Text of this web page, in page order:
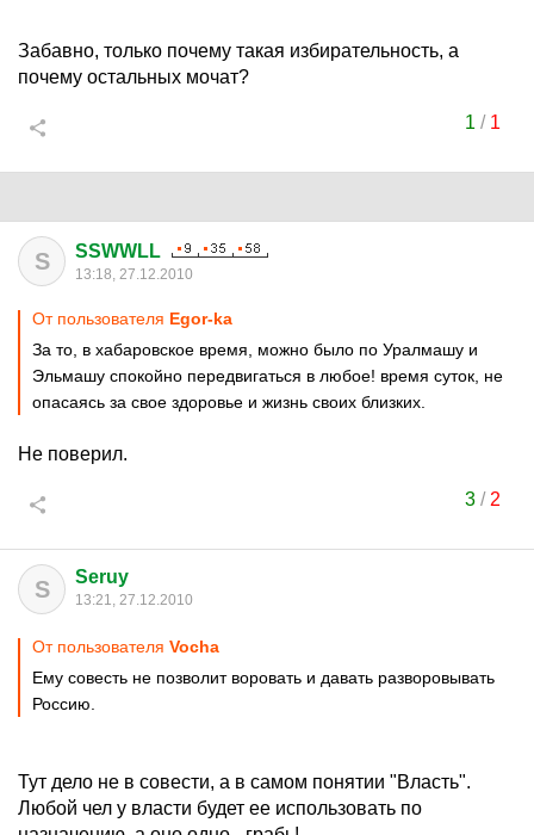
Забавно, только почему такая избирательность, а
почему остальных мочат?
1 / 1
S SSWWLL
13:18, 27.12.2010
От пользователя Egor-ka
За то, в хабаровское время, можно было по Уралмашу и
Эльмашу спокойно передвигаться в любое! время суток, не
опасаясь за свое здоровье и жизнь своих близких.
Не поверил.
3/ 2
S Seruy
13:21, 27.12.2010
От пользователя Vocha
Ему совесть не позволит воровать и давать разворовывать
Россию.
Тут дело не в совести, а в самом понятии "Власть".
Любой чел у власти будет ее использовать по